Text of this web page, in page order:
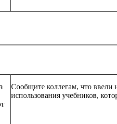
Сообщите коллегам, что
использования учебников,